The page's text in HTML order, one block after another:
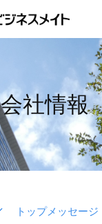
ュー
会社情報
トップメッセージ